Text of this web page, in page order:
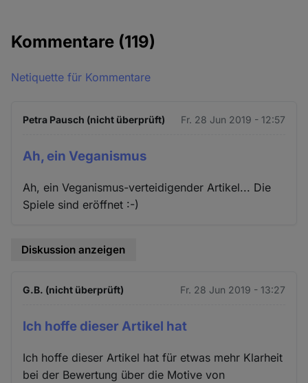
Kommentare (119)
Netiquette für Kommentare
Petra Pausch (nicht überprüft) Fr. 28 Jun 2019 - 12:57
Ah, ein Veganismus
Ah, ein Veganismus-verteidigender Artikel... Die
Spiele sind eröffnet :-)
Diskussion anzeigen
G.B. (nicht überprüft) Fr. 28 Jun 2019 - 13:27
Ich hoffe dieser Artikel hat
Ich hoffe dieser Artikel hat für etwas mehr Klarheit
bei der Bewertung über die Motive von